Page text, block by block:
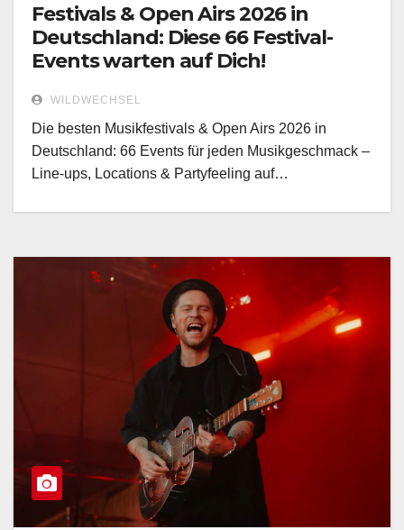
Festivals & Open Airs 2026 in
Deutschland: Diese 66 Festival-
Events warten auf Dich!
WILDWECHSEL
Die besten Musikfestivals & Open Airs 2026 in
Deutschland: 66 Events für jeden Musikgeschmack –
Line-ups, Locations & Partyfeeling auf…